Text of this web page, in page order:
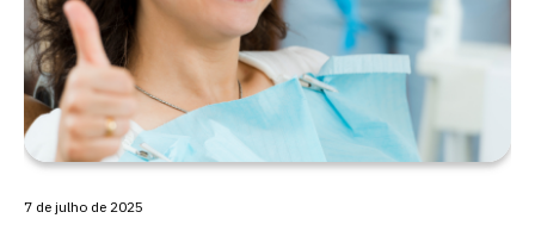
7 de julho de 2025